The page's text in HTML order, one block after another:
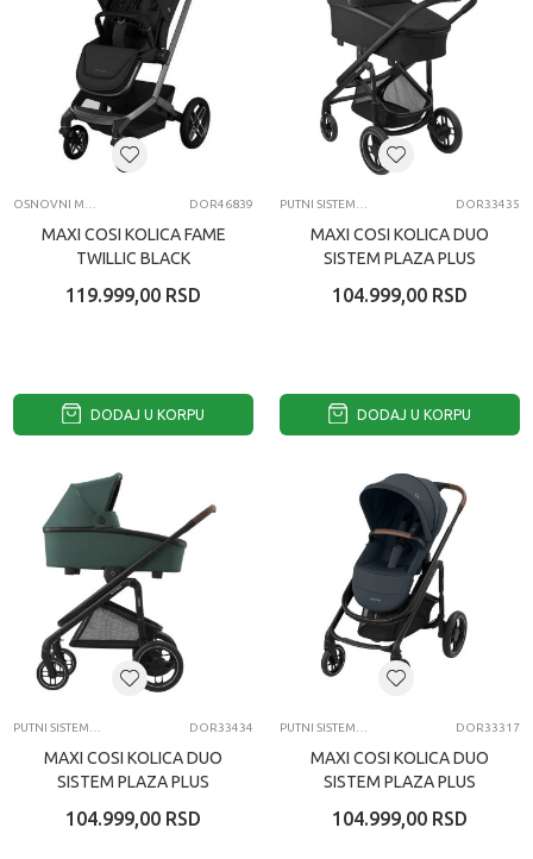
DOR46839
MAXI COSI KOLICA FAME
TWILLIC BLACK
119.999,00 RSD
DODAJ U KORPU
DOR33435
MAXI COSI KOLICA DUO
SISTEM PLAZA PLUS
104.999,00 RSD
DODAJ U KORPU
DOR33434
MAXI COSI KOLICA DUO
SISTEM PLAZA PLUS
104.999,00 RSD
DOR33317
MAXI COSI KOLICA DUO
SISTEM PLAZA PLUS
104.999,00 RSD